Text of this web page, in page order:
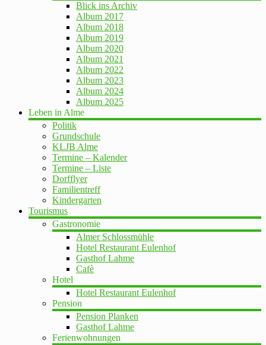
Blick ins Archiv
Album 2017
Album 2018
Album 2019
Album 2020
Album 2021
Album 2022
Album 2023
Album 2024
Album 2025
Leben in Alme
Politik
Grundschule
KLJB Alme
Termine – Kalender
Termine – Liste
Dorfflyer
Familientreff
Kindergarten
Tourismus
Gastronomie
Almer Schlossmühle
Hotel Restaurant Eulenhof
Gasthof Lahme
Cafè
Hotel
Hotel Restaurant Eulenhof
Pension
Pension Planken
Gasthof Lahme
Ferienwohnungen